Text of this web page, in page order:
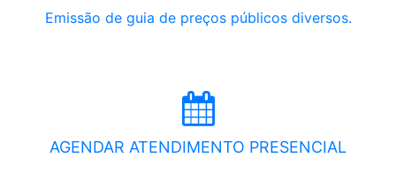
Emissão de guia de preços públicos diversos.
AGENDAR ATENDIMENTO PRESENCIAL